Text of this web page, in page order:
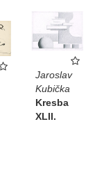
Jaroslav
Kubička
Kresba
XLII.